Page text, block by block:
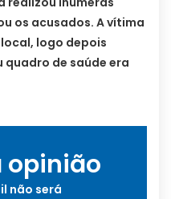
os acusados. A vítima
logo depois
de saúde era
opinião
não será